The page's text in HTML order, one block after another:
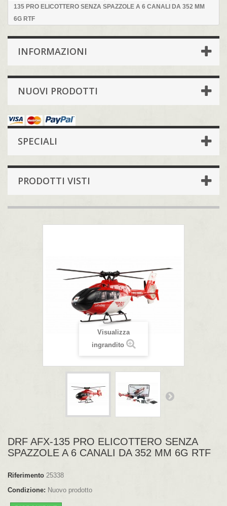
135 PRO ELICOTTERO SENZA SPAZZOLE A 6 CANALI DA 352 MM
6G RTF
INFORMAZIONI
NUOVI PRODOTTI
SPECIALI
PRODOTTI VISTI
Visualizza
ingrandito
DRF AFX-135 PRO ELICOTTERO SENZA
SPAZZOLE A 6 CANALI DA 352 MM 6G RTF
Riferimento 25338
Condizione: Nuovo prodotto